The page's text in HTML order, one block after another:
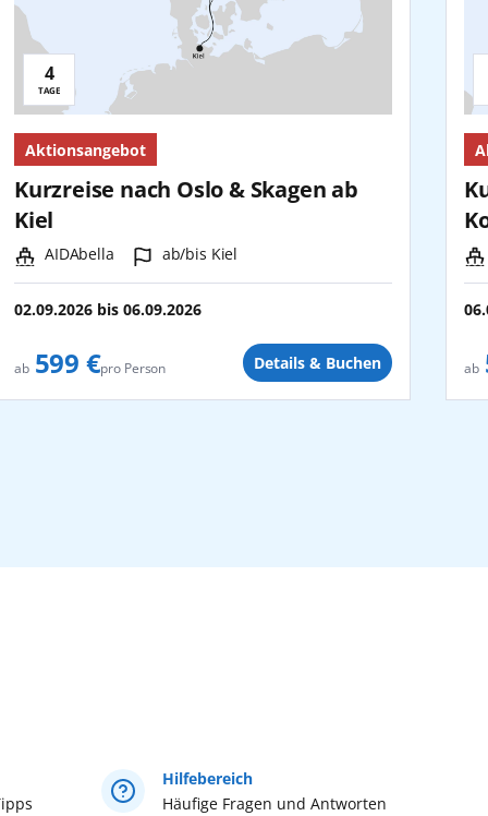
Reisedauer:
4
TAGE
Aktionsangebot
Kurzreise nach Oslo & Skagen ab
Kiel
Schiff:
AIDAbella Hafen:
ab/bis Kiel
02.09.2026 bis 06.09.2026
ab 599 €pro Person Details & Buchen ab
Häufige Fragen und Antworten
Hilfebereich